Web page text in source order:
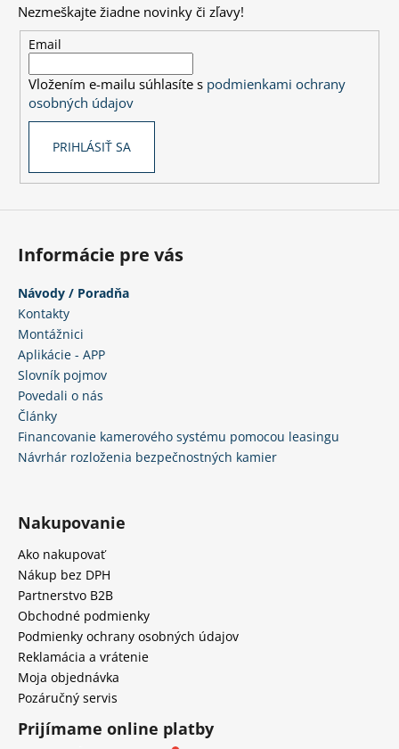
a
c
p
v
ý
Nezmeškajte žiadne novinky či zľavy!
Email
Vložením e-mailu súhlasíte s podmienkami ochrany
osobných údajov
PRIHLÁSIŤ SA
Informácie pre vás
Návody / Poradňa
Kontakty
Montážnici
Aplikácie - APP
Slovník pojmov
Povedali o nás
Články
Financovanie kamerového systému pomocou leasingu
Návrhár rozloženia bezpečnostných kamier
Nakupovanie
Ako nakupovať
Nákup bez DPH
Partnerstvo B2B
Obchodné podmienky
Podmienky ochrany osobných údajov
Reklamácia a vrátenie
Moja objednávka
Pozáručný servis
Prijímame online platby